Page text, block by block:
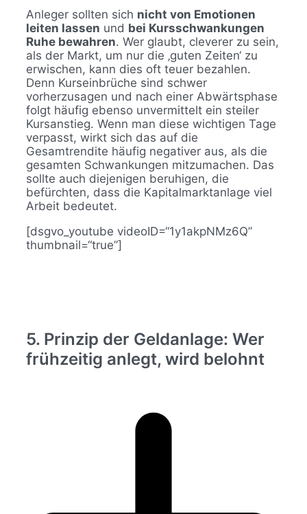
Anleger sollten sich nicht von Emotionen
leiten lassen und bei Kursschwankungen
Ruhe bewahren. Wer glaubt, cleverer zu sein,
als der Markt, um nur die ‚guten Zeiten‘ zu
erwischen, kann dies oft teuer bezahlen.
Denn Kurseinbrüche sind schwer
vorherzusagen und nach einer Abwärtsphase
folgt häufig ebenso unvermittelt ein steiler
Kursanstieg. Wenn man diese wichtigen Tage
verpasst, wirkt sich das auf die
Gesamtrendite häufig negativer aus, als die
gesamten Schwankungen mitzumachen. Das
sollte auch diejenigen beruhigen, die
befürchten, dass die Kapitalmarktanlage viel
Arbeit bedeutet.
[dsgvo_youtube videoID=“1y1akpNMz6Q”
thumbnail=“true”]
5. Prinzip der Geldanlage: Wer
frühzeitig anlegt, wird belohnt